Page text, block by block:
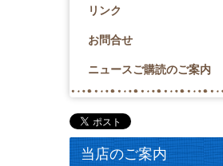
リンク
お問合せ
ニュースご購読のご案内
当店のご案内